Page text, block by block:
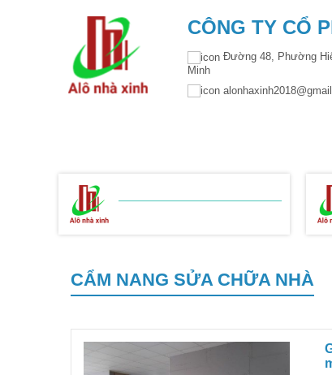
CÔNG TY CỔ
Đường 48, Phường
Minh
CẨM NANG SỬA CHỮA NHÀ